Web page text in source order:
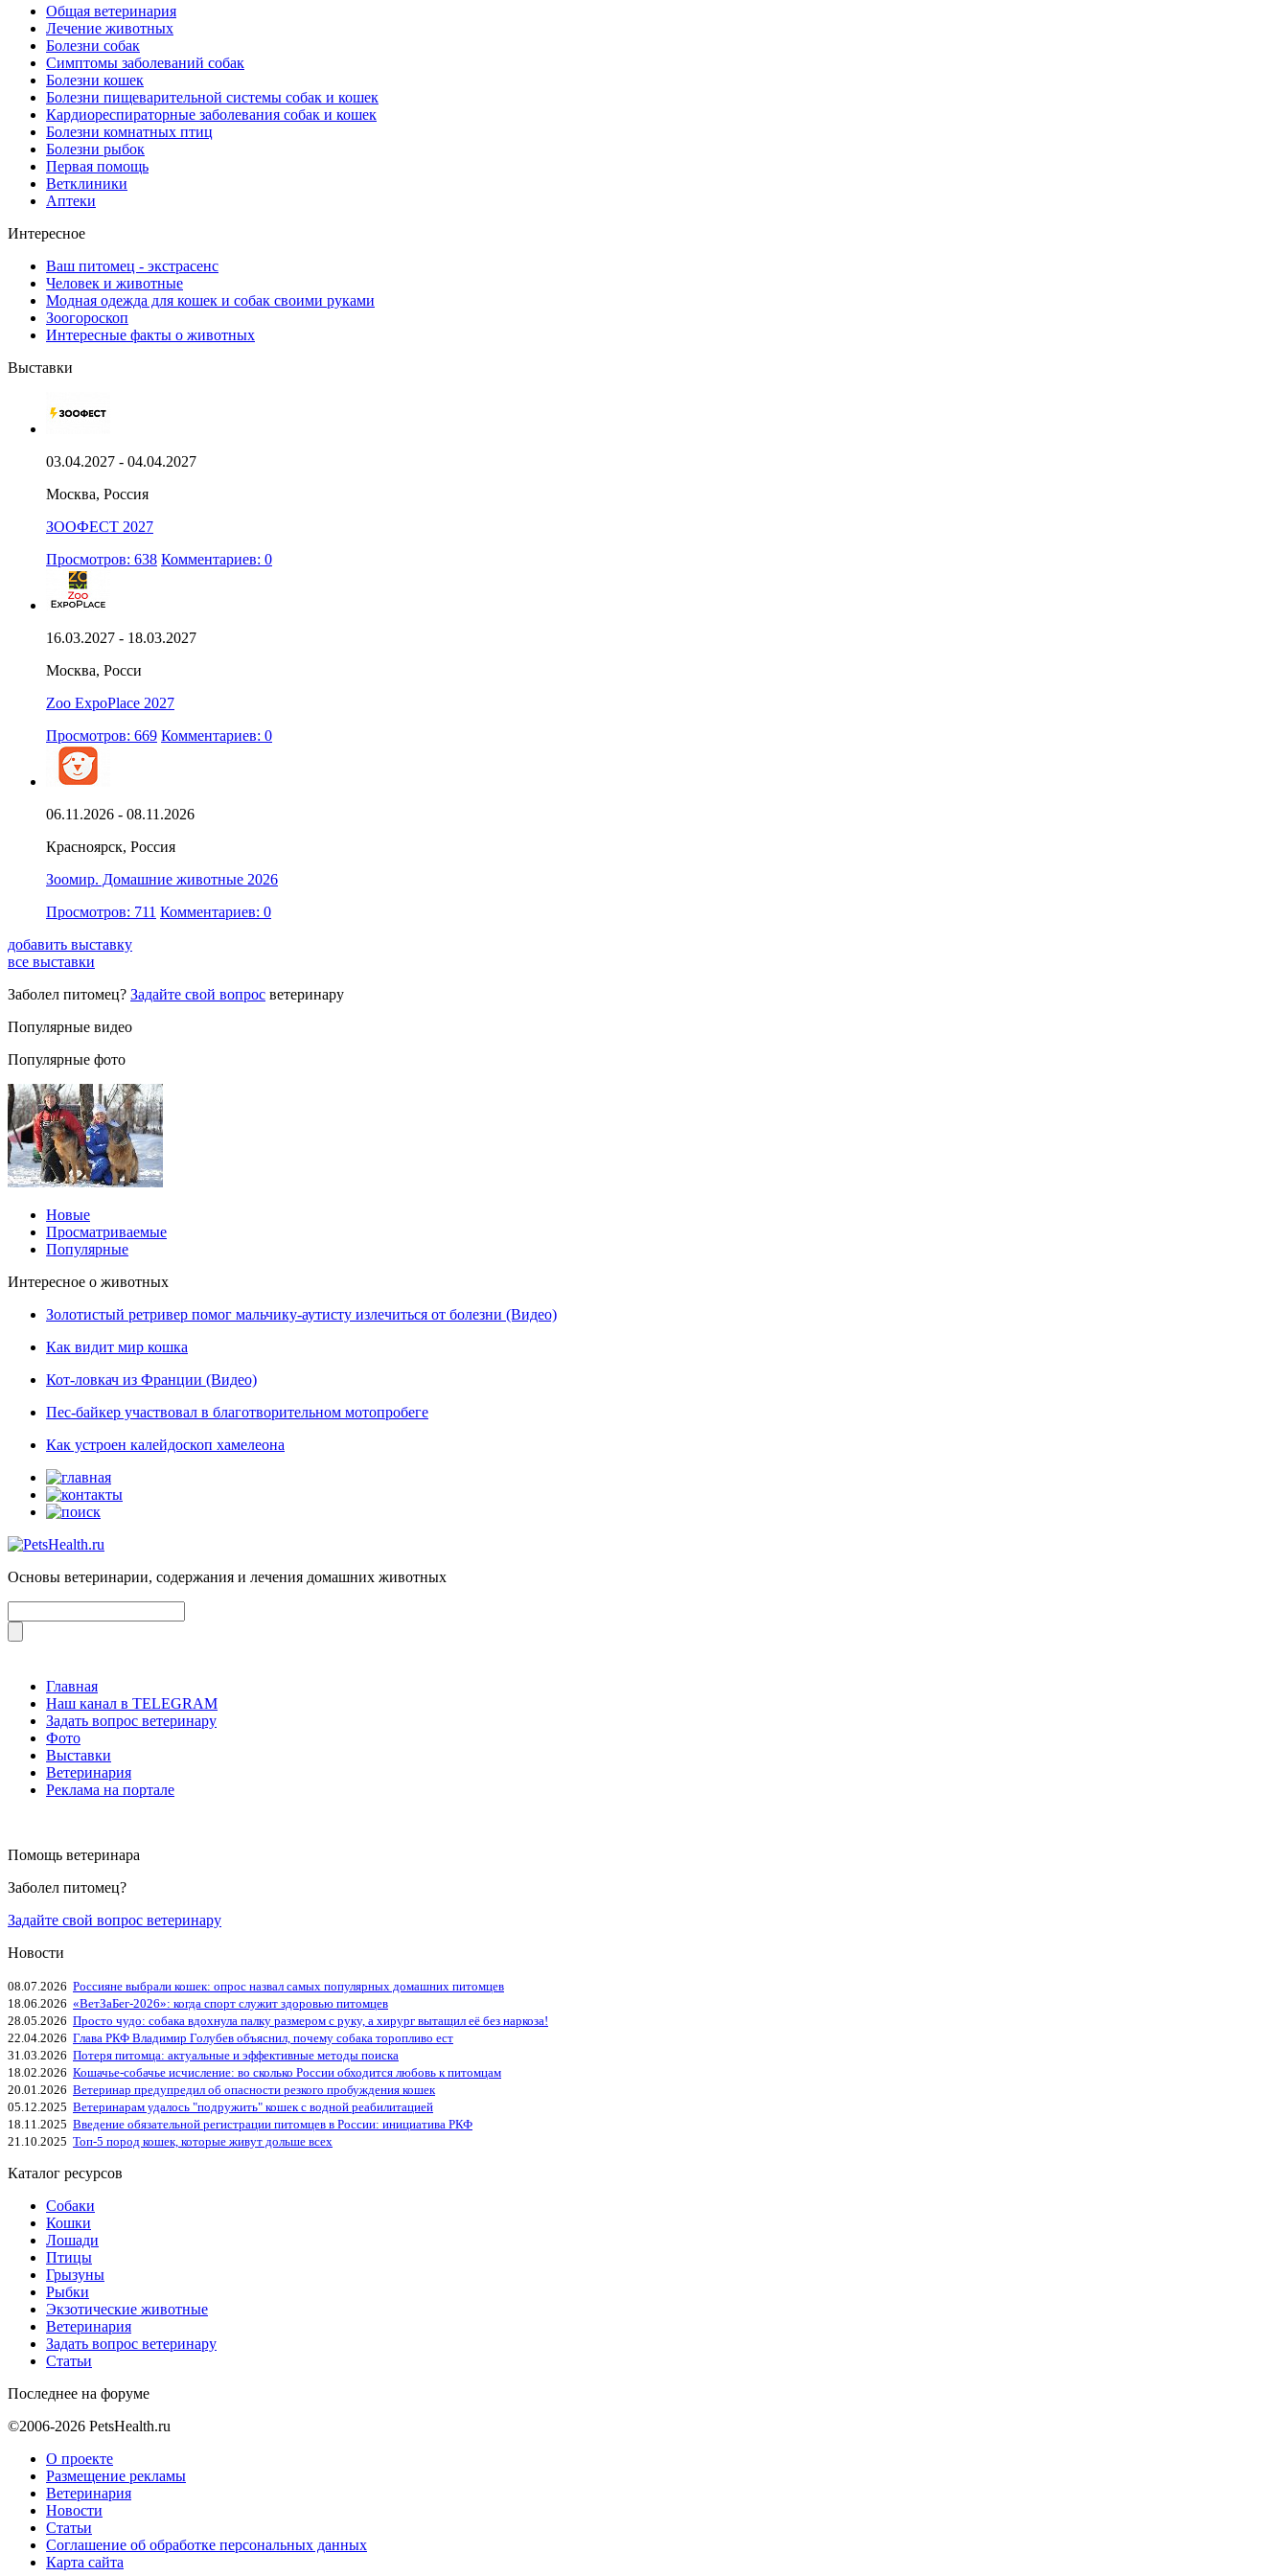
Общая ветеринария
Лечение животных
Болезни собак
Симптомы заболеваний собак
Болезни кошек
Болезни пищеварительной системы собак и кошек
Кардиореспираторные заболевания собак и кошек
Болезни комнатных птиц
Болезни рыбок
Первая помощь
Ветклиники
Аптеки
Интересное
Ваш питомец - экстрасенс
Человек и животные
Модная одежда для кошек и собак своими руками
Зоогороскоп
Интересные факты о животных
Выставки
03.04.2027 - 04.04.2027
Москва, Россия
ЗООФЕСТ 2027
Просмотров: 638 Комментариев: 0
16.03.2027 - 18.03.2027
Москва, Росси
Zoo ExpoPlace 2027
Просмотров: 669 Комментариев: 0
06.11.2026 - 08.11.2026
Красноярск, Россия
Зоомир. Домашние животные 2026
Просмотров: 711 Комментариев: 0
добавить выставку
все выставки
Заболел питомец? Задайте свой вопрос ветеринару
Популярные видео
Популярные фото
Новые
Просматриваемые
Популярные
Интересное о животных
Золотистый ретривер помог мальчику-аутисту излечиться от болезни (Видео)
Как видит мир кошка
Кот-ловкач из Франции (Видео)
Пес-байкер участвовал в благотворительном мотопробеге
Как устроен калейдоскоп хамелеона
Основы ветеринарии, содержания и лечения домашних животных
Главная
Наш канал в TELEGRAM
Задать вопрос ветеринару
Фото
Выставки
Ветеринария
Реклама на портале
Помощь ветеринара
Заболел питомец?
Задайте свой вопрос ветеринару
Новости
08.07.2026 Россияне выбрали кошек: опрос назвал самых популярных домашних питомцев
18.06.2026 «ВетЗаБег‑2026»: когда спорт служит здоровью питомцев
28.05.2026 Просто чудо: собака вдохнула палку размером с руку, а хирург вытащил её без наркоза!
22.04.2026 Глава РКФ Владимир Голубев объяснил, почему собака торопливо ест
31.03.2026 Потеря питомца: актуальные и эффективные методы поиска
18.02.2026 Кошачье-собачье исчисление: во сколько России обходится любовь к питомцам
20.01.2026 Ветеринар предупредил об опасности резкого пробуждения кошек
05.12.2025 Ветеринарам удалось "подружить" кошек с водной реабилитацией
18.11.2025 Введение обязательной регистрации питомцев в России: инициатива РКФ
21.10.2025 Топ-5 пород кошек, которые живут дольше всех
Каталог ресурсов
Собаки
Кошки
Лошади
Птицы
Грызуны
Рыбки
Экзотические животные
Ветеринария
Задать вопрос ветеринару
Статьи
Последнее на форуме
©2006-2026 PetsHealth.ru
О проекте
Размещение рекламы
Ветеринария
Новости
Статьи
Соглашение об обработке персональных данных
Карта сайта